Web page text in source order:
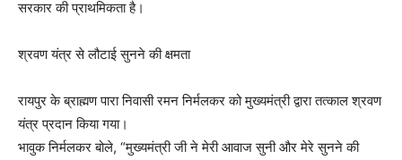
सरकार की प्राथमिकता है।
श्रवण यंत्र से लौटाई सुनने की क्षमता
रायपुर के ब्राह्मण पारा निवासी रमन निर्मलकर को मुख्यमंत्री द्वारा तत्काल श्रवण
यंत्र प्रदान किया गया।
भावुक निर्मलकर बोले, “मुख्यमंत्री जी ने मेरी आवाज सुनी और मेरे सुनने की